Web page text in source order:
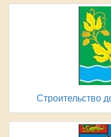
Строительство